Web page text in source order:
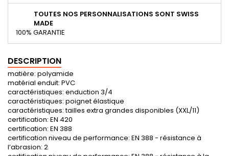
TOUTES NOS PERSONNALISATIONS SONT SWISS
MADE
100% GARANTIE
DESCRIPTION
matière: polyamide
matérial enduit: PVC
caractéristiques: enduction 3/4
caractéristiques: poignet élastique
caractéristiques: tailles extra grandes disponibles (XXL/11)
certification: EN 420
certification: EN 388
certification niveau de performance: EN 388 - résistance à
l’abrasion: 2